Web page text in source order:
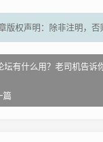
版权声明：除非注明，否
坛有什么用？老司机告诉
篇